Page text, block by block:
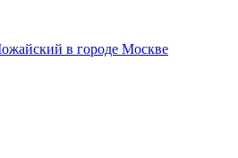
в городе Москве